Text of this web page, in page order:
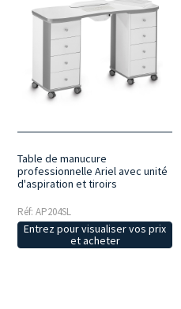
Table de manucure
professionnelle Ariel avec unité
d'aspiration et tiroirs
Réf: AP204SL
Entrez pour visualiser vos prix
et acheter